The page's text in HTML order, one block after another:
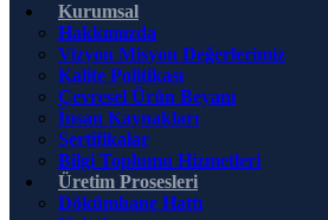
Kurumsal
Hakkımızda
Vizyon Misyon Değerlerimiz
Kalite Politikası
Çevresel Ürün Beyanı
İnsan Kaynakları
Sertifikalar
Bilgi Toplumu Hizmetleri
Üretim Prosesleri
Dökümhane Hattı